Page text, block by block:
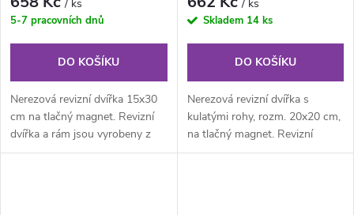
/ ks
5-7 pracovních dnů
DO KOŠÍKU
Nerezová revizní dvířka 15x30
cm na tlačný magnet. Revizní
dvířka a rám jsou vyrobeny z
nerezového plechu. Rám z...
/ ks
Skladem 14 ks
DO KOŠÍKU
Nerezová revizní dvířka s
kulatými rohy, rozm. 20x20 cm,
na tlačný magnet. Revizní
dvířka a rám jsou vyrobeny z...